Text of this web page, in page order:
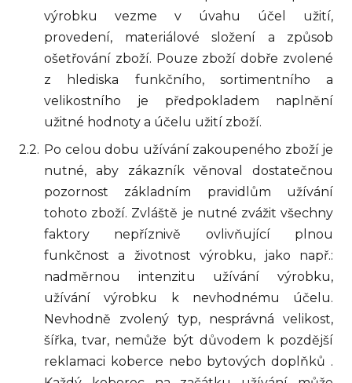
výrobku vezme v úvahu účel užití,
provedení, materiálové složení a způsob
ošetřování zboží. Pouze zboží dobře zvolené
z hlediska funkčního, sortimentního a
velikostního je předpokladem naplnění
užitné hodnoty a účelu užití zboží.
Po celou dobu užívání zakoupeného zboží je
nutné, aby zákazník věnoval dostatečnou
pozornost základním pravidlům užívání
tohoto zboží. Zvláště je nutné zvážit všechny
faktory nepříznivě ovlivňující plnou
funkčnost a životnost výrobku, jako např.:
nadměrnou intenzitu užívání výrobku,
užívání výrobku k nevhodnému účelu.
Nevhodně zvolený typ, nesprávná velikost,
šířka, tvar, nemůže být důvodem k pozdější
reklamaci koberce nebo bytových doplňků .